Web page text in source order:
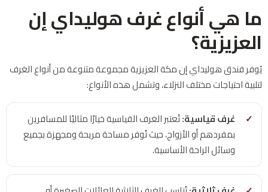
ما هي أنواع غرف هوليداي إن
العزيزية؟
يُوفر فندق هوليداي إن مكة العزيزية مجموعة متنوعة من أنواع الغرف
لتلبية احتياجات مختلف النزلاء، وتشمل هذه الأنواع:
غرف قياسية:تُعتبر الغرف القياسية خيارًا مثاليًا للمسافرين
بمفردهم أو الأزواج، حيث تُوفر مساحة مريحة ومجهزة بجميع
وسائل الراحة الأساسية.